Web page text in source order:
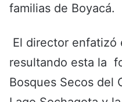
familias de Boyacá.
El director enfatizó
resultando esta la
Bosques Secos del